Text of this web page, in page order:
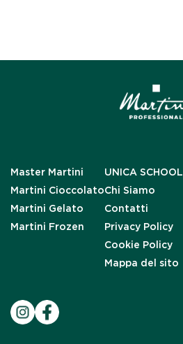
Master Martini
Martini Cioccolato
Martini Gelato
Martini Frozen
UNICA SCHOOL
Chi Siamo
Contatti
Privacy Policy
Cookie Policy
Mappa del sito